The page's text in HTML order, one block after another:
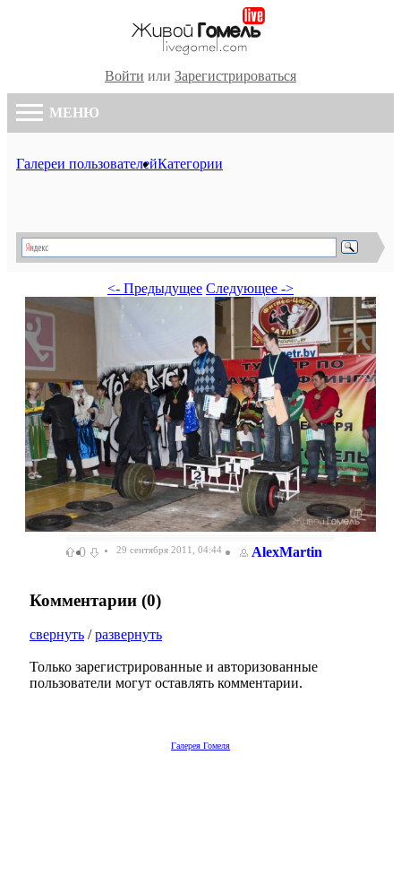
Войти или Зарегистрироваться
МЕНЮ
Галереи пользователейКатегории
<- Предыдущее Следующее ->
0 29 сентября 2011, 04:44 AlexMartin
Комментарии (0)
свернуть /развернуть
Только зарегистрированные и авторизованные
пользователи могут оставлять комментарии.
Галерея Гомеля